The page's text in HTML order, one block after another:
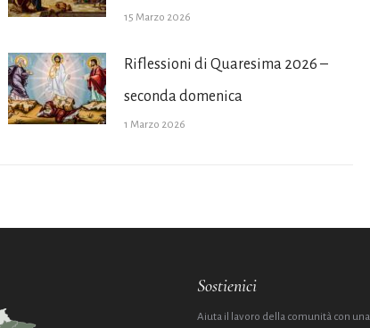
15 Marzo 2026
Riflessioni di Quaresima 2026 –
seconda domenica
1 Marzo 2026
Sostienici
Aiuta il lavoro della comunità con una